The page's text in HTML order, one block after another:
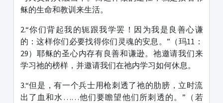
稣的生命和教训来生活。
2.“你们背起我的轭跟我学罢！因为我是良善心谦
的：这样你们必要找得你们灵魂的安息。”（玛11：
29）耶稣的圣心内存有良善和谦逊。祂邀请我们来
学习祂的榜样，并邀请我们在祂内学习如何休息。
3.“但是，有一个兵士用枪刺透了祂的肋膀，立时流
出了血和水……他们要瞻望他们所刺透的。”（若